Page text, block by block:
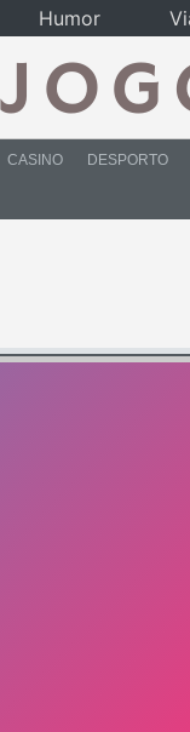
CASINO DESPORTO
Humor